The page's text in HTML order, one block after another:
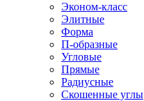
Эконом-класс
Элитные
Форма
П-образные
Угловые
Прямые
Радиусные
Скошенные углы